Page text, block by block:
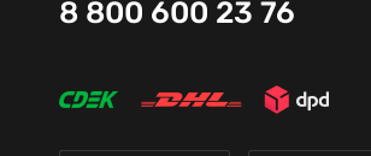
8 800 600 23 76